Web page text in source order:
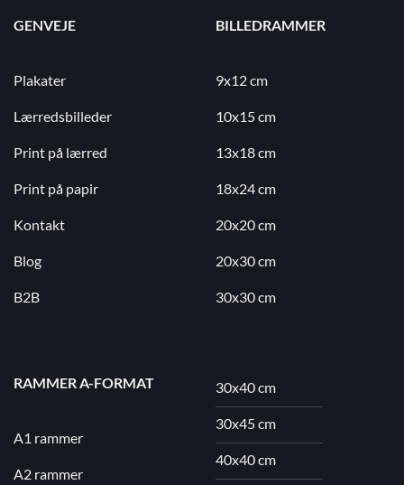
GENVEJE
Plakater
Lærredsbilleder
Print på lærred
Print på papir
Kontakt
Blog
B2B
BILLEDRAMMER
9x12 cm
10x15 cm
13x18 cm
18x24 cm
20x20 cm
20x30 cm
30x30 cm
RAMMER A-FORMAT
A1 rammer
A2 rammer
30x40 cm
30x45 cm
40x40 cm